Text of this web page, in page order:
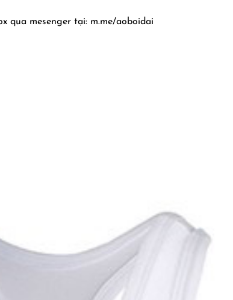
qua mesenger tại: m.me/aoboidai